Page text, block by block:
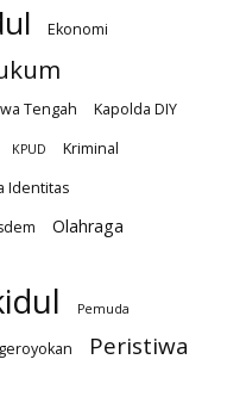
Ekonomi
Tengah
Kapolda DIY
KPUD
Kriminal
Identitas
Olahraga
Pemuda
Peristiwa